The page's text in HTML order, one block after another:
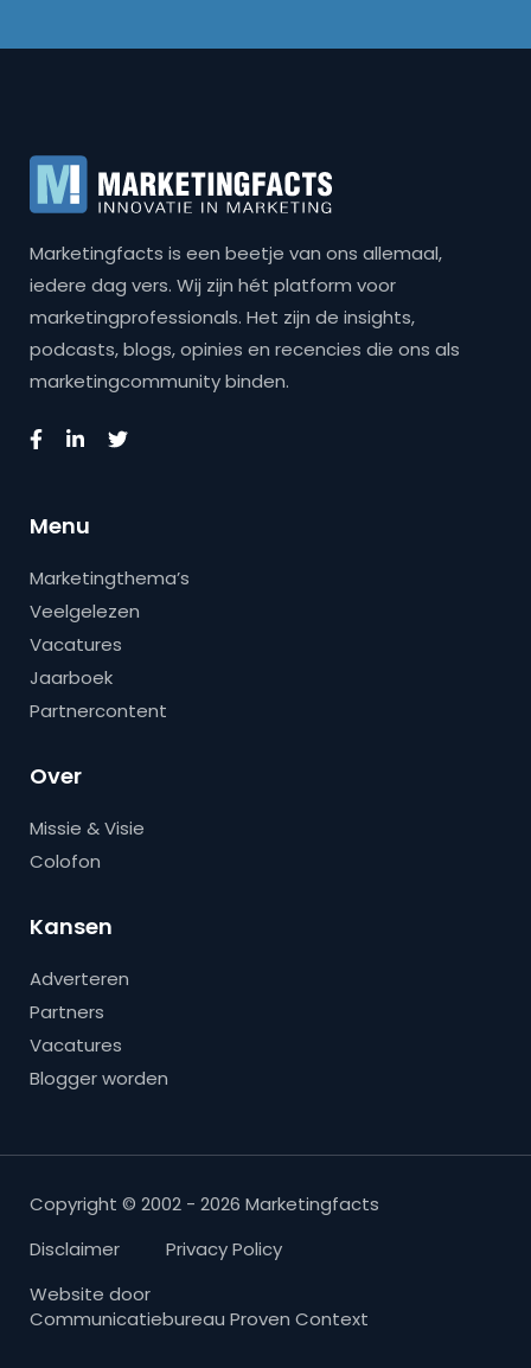
Marketingfacts is een beetje van ons allemaal,
iedere dag vers. Wij zijn hét platform voor
marketingprofessionals. Het zijn de insights,
podcasts, blogs, opinies en recencies die ons als
marketingcommunity binden.
Menu
Marketingthema’s
Veelgelezen
Vacatures
Jaarboek
Partnercontent
Over
Missie & Visie
Colofon
Kansen
Adverteren
Partners
Vacatures
Blogger worden
Copyright © 2002 - 2026 Marketingfacts
Disclaimer
Privacy Policy
Website door
Communicatiebureau Proven Context